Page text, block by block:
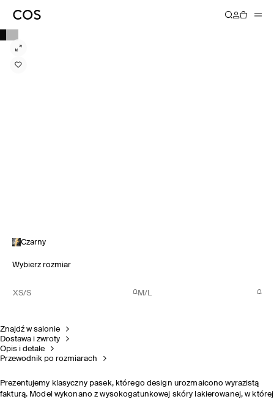
Czarny
Wybierz rozmiar
XS/S M/L
Znajdź w salonie
Dostawa i zwroty
Opis i detale
Przewodnik po rozmiarach
Prezentujemy klasyczny pasek, którego design urozmaicono wyrazistą
fakturą. Model wykonano z wysokogatunkowej skóry lakierowanej, w której